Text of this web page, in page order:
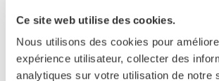
Ce site web utilise des cookies.
Nous utilisons des cookies pour
expérience utilisateur, collecter des
analytiques sur votre utilisation de notre
Approche sur mesure,
caractéristiques